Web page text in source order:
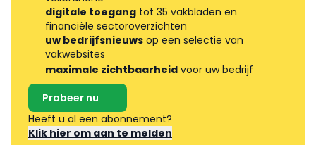
digitale toegang tot 35 vakbladen en
financiële sectoroverzichten
uw bedrijfsnieuws op een selectie van
vakwebsites
maximale zichtbaarheid voor uw bedrijf
Probeer nu
Heeft u al een abonnement?
Klik hier om aan te melden